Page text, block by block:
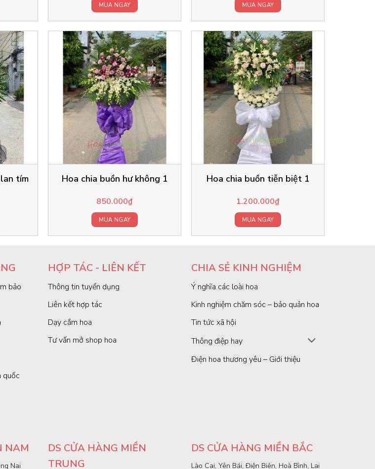
MUA NGAY MUA NGAY
tím Hoa chia buồn hư không 1
850.000₫
MUA NGAY
Hoa chia buồn tiễn biệt 1
1.200.000₫
MUA NGAY
bảo
quốc
HỢP TÁC - LIÊN KẾT
Thông tin tuyển dụng
Liên kết hợp tác
Dạy cắm hoa
Tư vấn mở shop hoa
CHIA SẺ KINH NGHIỆM
Ý nghĩa các loài hoa
Kinh nghiệm chăm sóc – bảo quản hoa
Tin tức xã hội
Thông điệp hay
Điện hoa thương yêu – Giới thiệu
NAM
Nai
DS CỬA HÀNG MIỀN
TRUNG
DS CỬA HÀNG MIỀN BẮC
Lào Cai, Yên Bái, Điện Biên, Hoà Bình, Lai